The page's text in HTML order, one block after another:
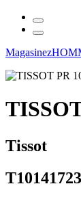
Magasinez
Tissot